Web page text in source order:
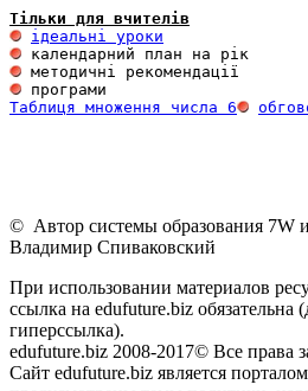
Тільки для вчителів
ідеальні уроки
Таблиця множення числа 6
© Автор системы образования 7W и
Владимир Спиваковский
При использовании материалов
ссылка на edufuture.biz обязательна
гиперссылка).
edufuture.biz 2008-2017© Все права
Сайт edufuture.biz является